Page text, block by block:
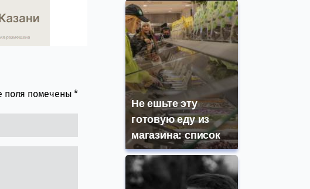
поля помечены*
Не ешьте эту
готовую еду из
магазина: список